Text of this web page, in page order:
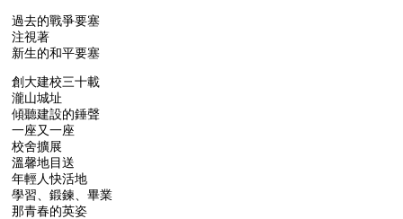
過去的戰爭要塞
注視著
新生的和平要塞
創大建校三十載
瀧山城址
傾聽建設的錘聲
一座又一座
校舍擴展
溫馨地目送
年輕人快活地
學習、鍛鍊、畢業
那青春的英姿